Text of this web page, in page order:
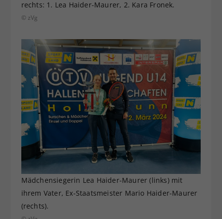
rechts: 1. Lea Haider-Maurer, 2. Kara Fronek.
© zVg
Mädchensiegerin Lea Haider-Maurer (links) mit
ihrem Vater, Ex-Staatsmeister Mario Haider-Maurer
(rechts).